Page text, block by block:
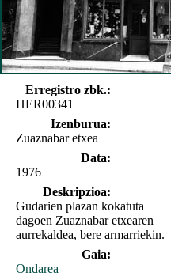
Erregistro zbk.:
HER00341
Izenburua:
Zuaznabar etxea
Data:
1976
Deskripzioa:
Gudarien plazan kokatuta
dagoen Zuaznabar etxearen
aurrekaldea, bere armarriekin.
Gaia:
Ondarea